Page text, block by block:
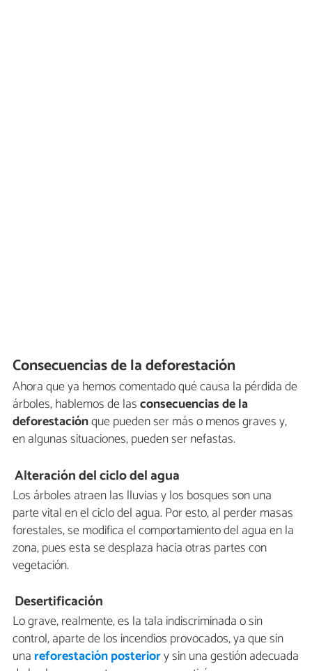
Consecuencias de la deforestación
Ahora que ya hemos comentado qué causa la pérdida de
árboles, hablemos de lasconsecuencias de la
deforestaciónque pueden ser más o menos graves y,
en algunas situaciones, pueden ser nefastas.
Alteración del ciclo del agua
Los árboles atraen las lluvias y los bosques son una
parte vital en el ciclo del agua. Por esto, al perder masas
forestales, se modifica el comportamiento del agua en la
zona, pues esta se desplaza hacia otras partes con
vegetación.
Desertificación
Lo grave, realmente, es la tala indiscriminada o sin
control, aparte de los incendios provocados, ya que sin
una reforestación posteriory sin una gestión adecuada